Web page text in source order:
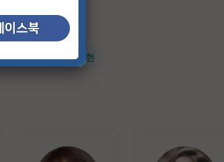
#소지섭 #전지현